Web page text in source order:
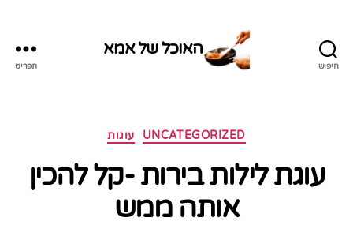
חיפוש
האוכל של אמא
תפריט
קטגוריות
UNCATEGORIZED עוגות
עוגת לילות בירות -קל להכין
אותה ממש